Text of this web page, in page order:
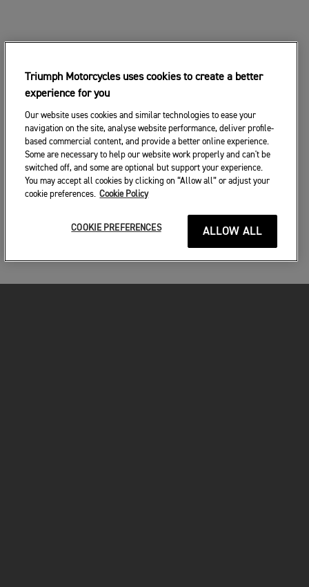
Triumph Motorcycles uses cookies to create a better
experience for you
Our website uses cookies and similar technologies to ease your
navigation on the site, analyse website performance, deliver profile-
based commercial content, and provide a better online experience.
Some are necessary to help our website work properly and can't be
switched off, and some are optional but support your experience.
You may accept all cookies by clicking on “Allow all” or adjust your
cookie preferences. Cookie Policy
ALLOW ALL
COOKIE PREFERENCES